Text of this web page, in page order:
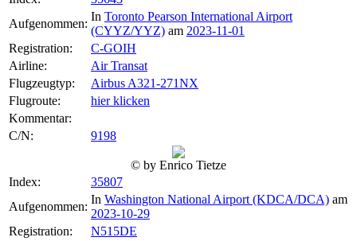
Aufgenommen:
In Toronto Pearson International Airport
(CYYZ/YYZ) am 2023-11-01
Registration:
C-GOIH
Airline:
Air Transat
Flugzeugtyp:
Airbus A321-271NX
Flugroute:
hier klicken
Kommentar:
C/N:
9198
© by Enrico Tietze
Index:
35807
Aufgenommen:
In Washington National Airport (KDCA/DCA) am
2023-10-29
Registration:
N515DE